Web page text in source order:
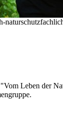
Leben der